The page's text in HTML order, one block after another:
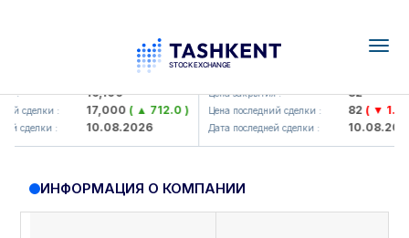
: 16,100
сделки : 17,000( ▲ 712.0 )
сделки : 10.08.2026
KFSK (<Kafolat sug'urta
Цена закрытия : 82
Цена последний сделки : 82( ▼ 1.91 )
Дата последней сделки : 10.08.2026
ИНФОРМАЦИЯ О КОМПАНИИ